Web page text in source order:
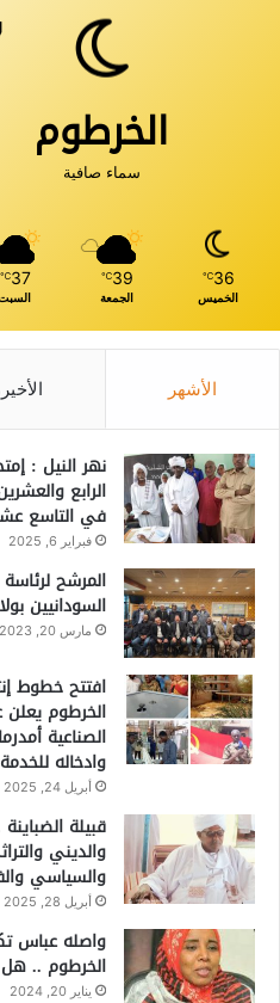
الخرطوم
سماء صافية
36
℃
الخميس
39
℃
الجمعة
37
℃
الأشهر
نهر النيل :
الرابع
في التاسع
فبراير 6, 2025
المرشح
السودانيين
مارس 20, 2023
افتتح خطوط
الخرطوم يعلن
الصناعية
وادخاله للخدمة
أبريل 24, 2025
قبيلة
والديني
والسياسي
أبريل 28, 2025
واصله عباس
الخرطوم ..
يناير 20, 2024